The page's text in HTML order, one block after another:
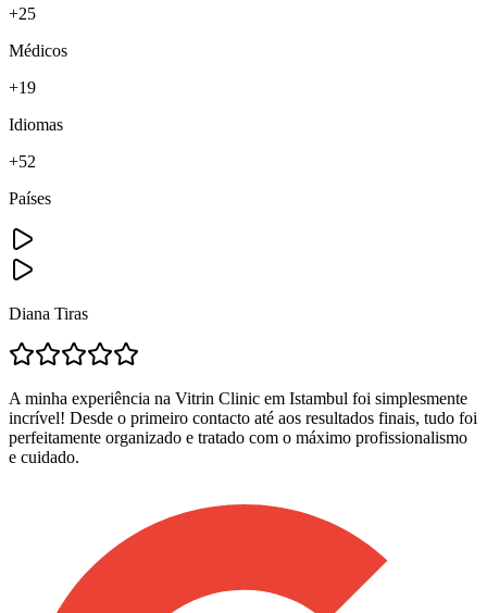
+25
Médicos
+19
Idiomas
+52
Países
Diana Tiras
A minha experiência na Vitrin Clinic em Istambul foi simplesmente
incrível! Desde o primeiro contacto até aos resultados finais, tudo foi
perfeitamente organizado e tratado com o máximo profissionalismo
e cuidado.